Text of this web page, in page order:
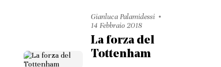
Gianluca Palamidessi
14 Febbraio 2018
La forza del
Tottenham